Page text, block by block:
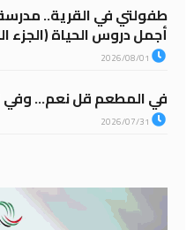
طفولتي في القرية..
أجمل دروس الحياة (الجزء
في المطعم قل نعم… وفي